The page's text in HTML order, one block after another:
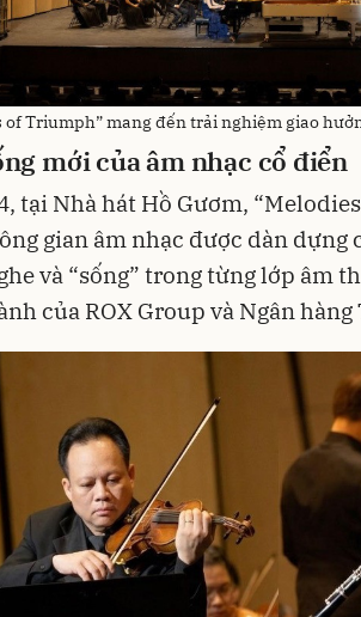
of Triumph” mang đến trải nghiệm giao
mới của âm nhạc cổ điển
tại Nhà hát Hồ Gươm,
gian âm nhạc được dàn dựng
và “sống” trong từng lớp âm
của ROX Group và Ngân hàng